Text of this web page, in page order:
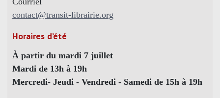
contact@transit-librairie.org
Horaires d’été
À partir du mardi 7 juillet
Mardi de 13h à 19h
Mercredi- Jeudi - Vendredi - Samedi de 15h à 19h